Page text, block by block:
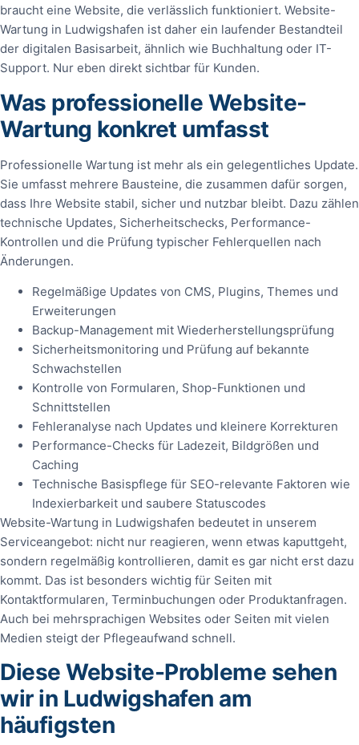
braucht eine Website, die verlässlich funktioniert. Website-
Wartung in Ludwigshafen ist daher ein laufender Bestandteil
der digitalen Basisarbeit, ähnlich wie Buchhaltung oder IT-
Support. Nur eben direkt sichtbar für Kunden.
Was professionelle Website-
Wartung konkret umfasst
Professionelle Wartung ist mehr als ein gelegentliches Update.
Sie umfasst mehrere Bausteine, die zusammen dafür sorgen,
dass Ihre Website stabil, sicher und nutzbar bleibt. Dazu zählen
technische Updates, Sicherheitschecks, Performance-
Kontrollen und die Prüfung typischer Fehlerquellen nach
Änderungen.
Regelmäßige Updates von CMS, Plugins, Themes und
Erweiterungen
Backup-Management mit Wiederherstellungsprüfung
Sicherheitsmonitoring und Prüfung auf bekannte
Schwachstellen
Kontrolle von Formularen, Shop-Funktionen und
Schnittstellen
Fehleranalyse nach Updates und kleinere Korrekturen
Performance-Checks für Ladezeit, Bildgrößen und
Caching
Technische Basispflege für SEO-relevante Faktoren wie
Indexierbarkeit und saubere Statuscodes
Website-Wartung in Ludwigshafen bedeutet in unserem
Serviceangebot: nicht nur reagieren, wenn etwas kaputtgeht,
sondern regelmäßig kontrollieren, damit es gar nicht erst dazu
kommt. Das ist besonders wichtig für Seiten mit
Kontaktformularen, Terminbuchungen oder Produktanfragen.
Auch bei mehrsprachigen Websites oder Seiten mit vielen
Medien steigt der Pflegeaufwand schnell.
Diese Website-Probleme sehen
wir in Ludwigshafen am
häufigsten